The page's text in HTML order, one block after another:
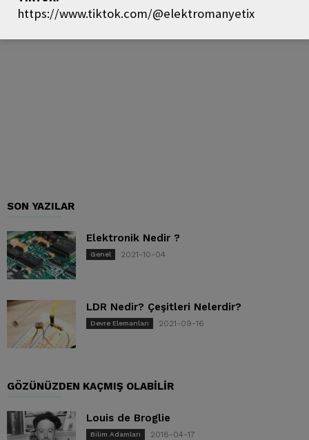
SON YAZILAR
Elektronik Nedir ?
Genel 2021-10-04
LDR Nedir? Çeşitleri Nelerdir?
Devre Elemanları 2021-09-16
GÖZÜNÜZDEN KAÇMIŞ OLABILIR
Louis de Broglie
Bilim Adamları 2018-04-17
https://www.tiktok.com/@elektromanyetix